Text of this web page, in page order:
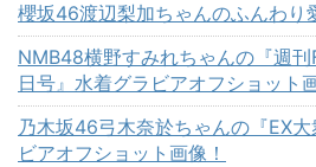
櫻坂46渡辺梨加ちゃんのふんわり
NMB48横野すみれちゃんの『週
日号』水着グラビアオフショット
乃木坂46弓木奈於ちゃんの『EX
ビアオフショット画像！